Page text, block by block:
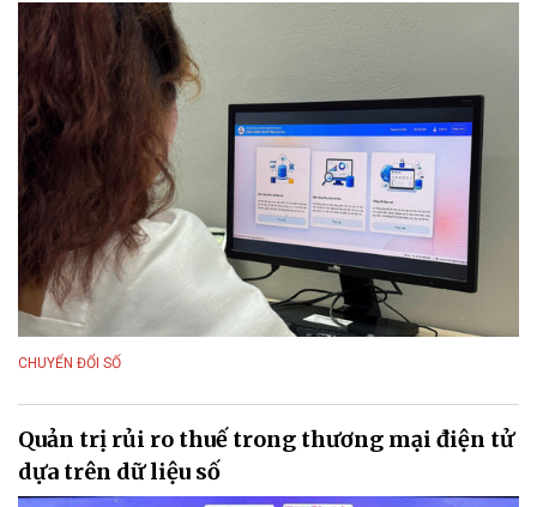
CHUYỂN ĐỔI SỐ
Quản trị rủi ro thuế trong thương mại điện tử
dựa trên dữ liệu số